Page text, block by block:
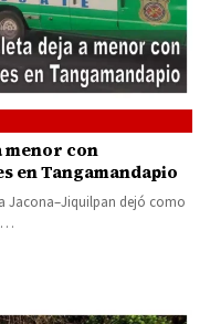
menor con
en Tangamandapio
Jacona–Jiquilpan dejó como